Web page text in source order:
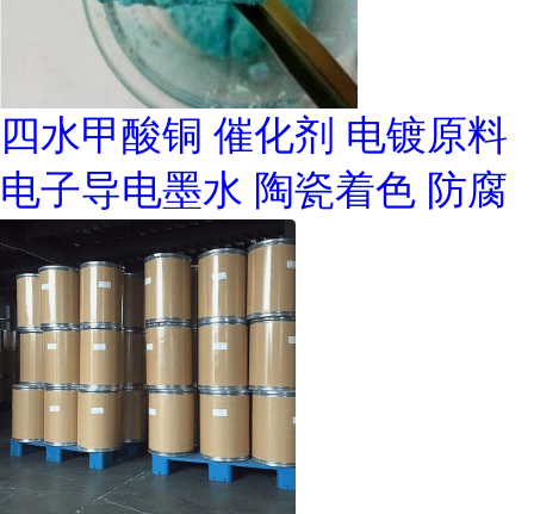
四水甲酸铜 催化剂 电镀原料
电子导电墨水 陶瓷着色 防腐